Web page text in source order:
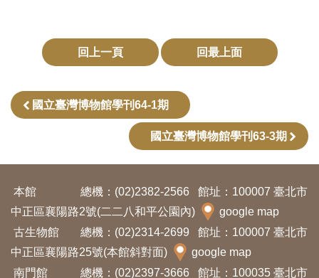
回上一頁 回最上面
國立臺灣博物館學刊64-1期
國立臺灣博物館學刊63-3期
本館 總機：(02)2382-2566
館址：100007 臺北市
中正區襄陽路2號(二二八和平公園內)
google map
古生物館
總機：(02)2314-2699
館址：100007 臺北市
中正區襄陽路25號(本館斜對面)
google map
南門館
總機：(02)2397-3666 館址：100035 臺北市